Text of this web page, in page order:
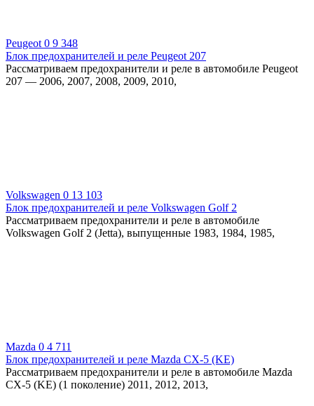
Peugeot 0 9 348
Блок предохранителей и реле Peugeot 207
Рассматриваем предохранители и реле в автомобиле Peugeot
207 — 2006, 2007, 2008, 2009, 2010,
Volkswagen 0 13 103
Блок предохранителей и реле Volkswagen Golf 2
Рассматриваем предохранители и реле в автомобиле
Volkswagen Golf 2 (Jetta), выпущенные 1983, 1984, 1985,
Mazda 0 4 711
Блок предохранителей и реле Mazda CX-5 (KE)
Рассматриваем предохранители и реле в автомобиле Mazda
CX-5 (KE) (1 поколение) 2011, 2012, 2013,